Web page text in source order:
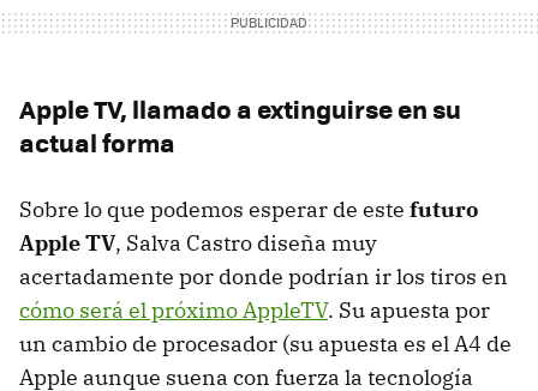
Apple TV, llamado a extinguirse en su
actual forma
Sobre lo que podemos esperar de este futuro
Apple TV, Salva Castro diseña muy
acertadamente por donde podrían ir los tiros en
cómo será el próximo AppleTV. Su apuesta por
un cambio de procesador (su apuesta es el A4 de
Apple aunque suena con fuerza la tecnología